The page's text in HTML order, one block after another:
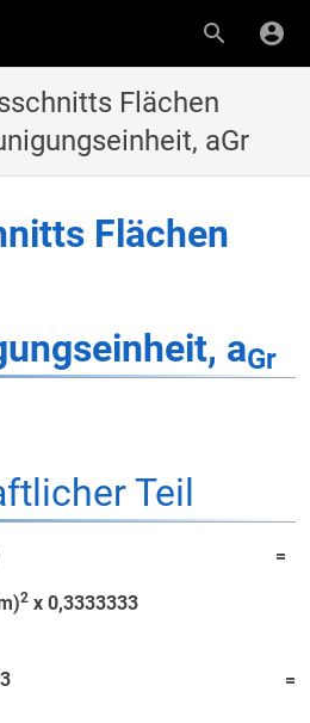
Flächen
aGr
Flächen
aGr
Teil
360) =
2 x 0,3333333
3 =